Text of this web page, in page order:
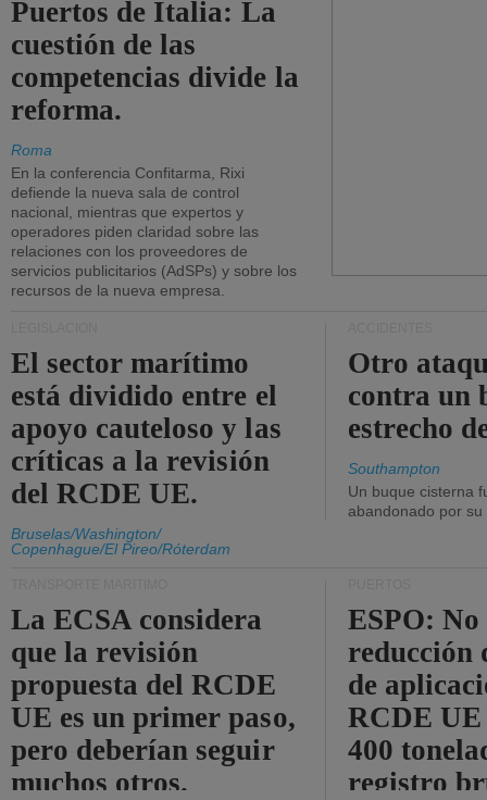
Puertos de Italia: La
cuestión de las
competencias divide la
reforma.
Roma
En la conferencia Confitarma, Rixi
defiende la nueva sala de control
nacional, mientras que expertos y
operadores piden claridad sobre las
relaciones con los proveedores de
servicios publicitarios (AdSPs) y sobre los
recursos de la nueva empresa.
El sector marítimo
está dividido entre el
apoyo cauteloso y las
críticas a la revisión
del RCDE UE.
Bruselas/Washington/
Copenhague/El Pireo/Róterdam
Otro
contra un
estrecho
Southampton
Un buque cisterna
abandonado por su
La ECSA considera
que la revisión
propuesta del RCDE
UE es un primer paso,
pero deberían seguir
muchos otros.
ESPO: No
reducción
de
RCDE UE
400
registro